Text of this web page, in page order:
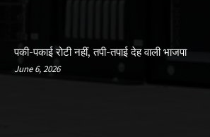
पकी-पकाई रोटी नहीं, तपी-तपाई देह वाली भाजपा
June 6, 2026